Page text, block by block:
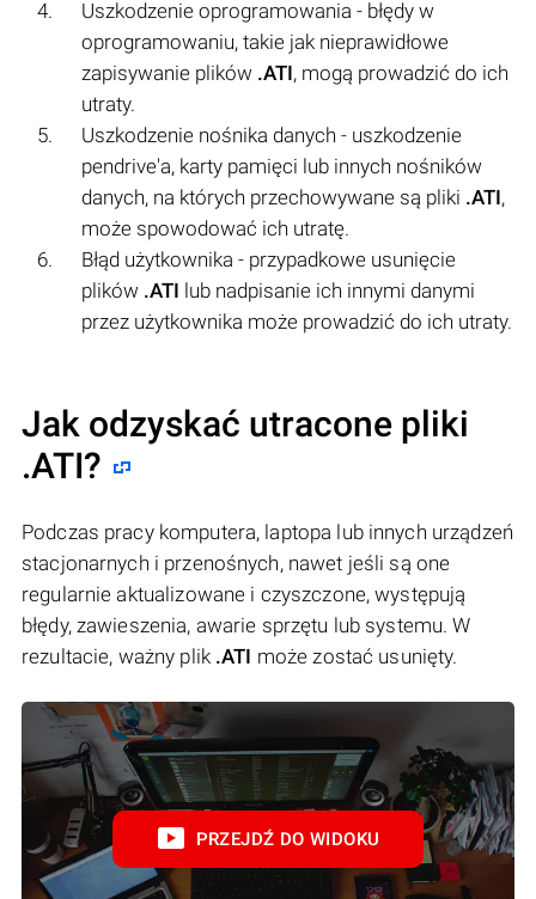
Uszkodzenie oprogramowania - błędy w
oprogramowaniu, takie jak nieprawidłowe
zapisywanie plików .ATI, mogą prowadzić do ich
utraty.
Uszkodzenie nośnika danych - uszkodzenie
pendrive'a, karty pamięci lub innych nośników
danych, na których przechowywane są pliki .ATI,
może spowodować ich utratę.
Błąd użytkownika - przypadkowe usunięcie
plików .ATI lub nadpisanie ich innymi danymi
przez użytkownika może prowadzić do ich utraty.
Jak odzyskać utracone pliki
.ATI?
Podczas pracy komputera, laptopa lub innych urządzeń
stacjonarnych i przenośnych, nawet jeśli są one
regularnie aktualizowane i czyszczone, występują
błędy, zawieszenia, awarie sprzętu lub systemu. W
rezultacie, ważny plik .ATI może zostać usunięty.
PRZEJDŹ DO WIDOKU